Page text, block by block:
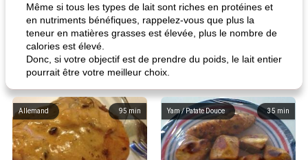
Même si tous les types de lait sont riches en protéines et
en nutriments bénéfiques, rappelez-vous que plus la
teneur en matières grasses est élevée, plus le nombre de
calories est élevé.
Donc, si votre objectif est de prendre du poids, le lait entier
pourrait être votre meilleur choix.
95 min
Allemand 35 min
Yam / Patate Douce